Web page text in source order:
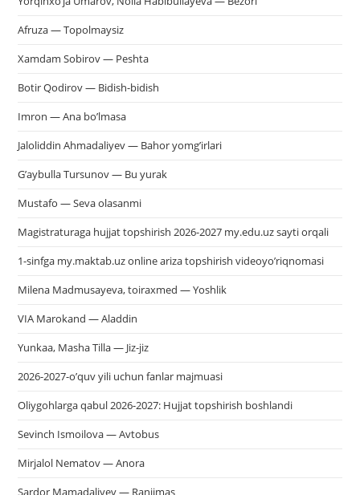
Afruza — Topolmaysiz
Xamdam Sobirov — Peshta
Botir Qodirov — Bidish-bidish
Imron — Ana bo’lmasa
Jaloliddin Ahmadaliyev — Bahor yomg’irlari
G’aybulla Tursunov — Bu yurak
Mustafo — Seva olasanmi
Magistraturaga hujjat topshirish 2026-2027 my.edu.uz sayti orqali
1-sinfga my.maktab.uz online ariza topshirish videoyo’riqnomasi
Milena Madmusayeva, toiraxmed — Yoshlik
VIA Marokand — Aladdin
Yunkaa, Masha Tilla — Jiz-jiz
2026-2027-o’quv yili uchun fanlar majmuasi
Oliygohlarga qabul 2026-2027: Hujjat topshirish boshlandi
Sevinch Ismoilova — Avtobus
Mirjalol Nematov — Anora
Sardor Mamadaliyev — Ranjimas